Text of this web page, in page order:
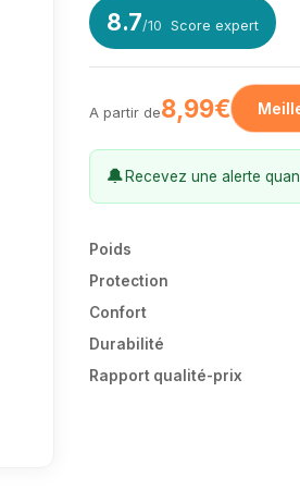
8.7/10 Score expert
A partir de8,99€
🔔Recevez une alerte
Poids
Protection
Confort
Durabilité
Rapport qualité-prix